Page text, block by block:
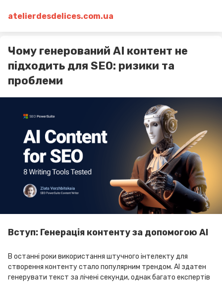
atelierdesdelices.com.ua
Чому генерований AI контент не
підходить для SEO: ризики та
проблеми
Вступ: Генерація контенту за допомогою AI
В останні роки використання штучного інтелекту для
створення контенту стало популярним трендом. AI здатен
генерувати текст за лічені секунди, однак багато експертів